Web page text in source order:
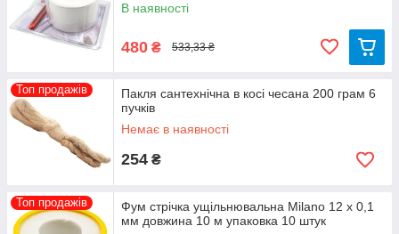
В наявності
480 ₴ 533,33 ₴
Топ продажів
Пакля сантехнічна в косі чесана 200 грам 6
пучків
Немає в наявності
254 ₴
Топ продажів
Фум стрічка ущільнювальна Milano 12 х 0,1
мм довжина 10 м упаковка 10 штук